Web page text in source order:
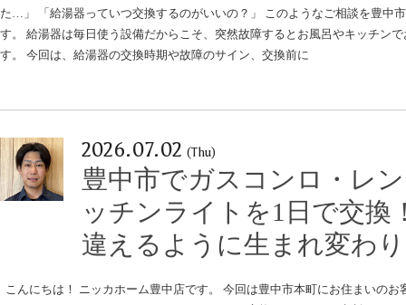
た…」 「給湯器っていつ交換するのがいいの？」 このようなご相談を豊中
す。 給湯器は毎日使う設備だからこそ、突然故障するとお風呂やキッチン
す。 今回は、給湯器の交換時期や故障のサイン、交換前に
2026.07.02 (Thu)
豊中市でガスコンロ・レ
ッチンライトを1日で交換
違えるように生まれ変わ
こんにちは！ ニッカホーム豊中店です。 今回は豊中市本町にお住まいの